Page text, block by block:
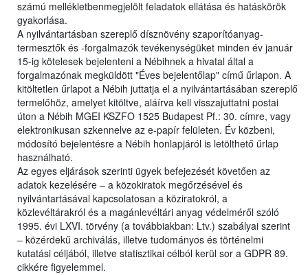
számú mellékletbenmegjelölt feladatok ellátása és hatáskörök
gyakorlása.
A nyilvántartásban szereplő dísznövény szaporítóanyag-
termesztők és -forgalmazók tevékenységüket minden év január
15-ig kötelesek bejelenteni a Nébihnek a hivatal által a
forgalmazónak megküldött "Éves bejelentőlap" című űrlapon. A
kitöltetlen űrlapot a Nébih juttatja el a nyilvántartásában szereplő
termelőhöz, amelyet kitöltve, aláírva kell visszajuttatni postai
úton a Nébih MGEI KSZFO 1525 Budapest Pf.: 30. címre, vagy
elektronikusan szkennelve az e-papír felületen. Év közbeni,
módosító bejelentésre a Nébih honlapjáról is letölthető űrlap
használható.
Az egyes eljárások szerinti ügyek befejezését követően az
adatok kezelésére – a közokiratok megőrzésével és
nyilvántartásával kapcsolatosan a köziratokról, a
közlevéltárakról és a magánlevéltári anyag védelméről szóló
1995. évi LXVI. törvény (a továbbiakban: Ltv.) szabályai szerint
– közérdekű archiválás, illetve tudományos és történelmi
kutatási céljából, illetve statisztikai célból kerül sor a GDPR 89.
cikkére figyelemmel.